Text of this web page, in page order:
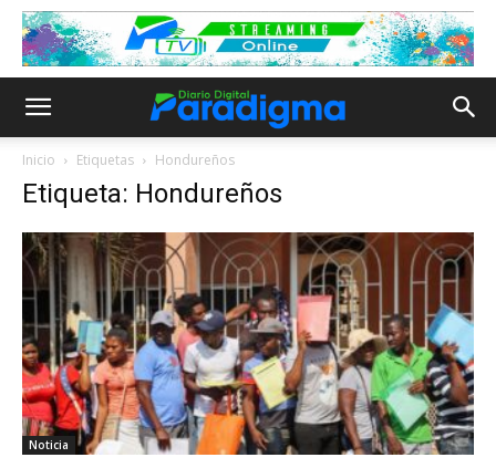
Inicio Etiquetas Hondureños
Etiqueta: Hondureños
Noticia